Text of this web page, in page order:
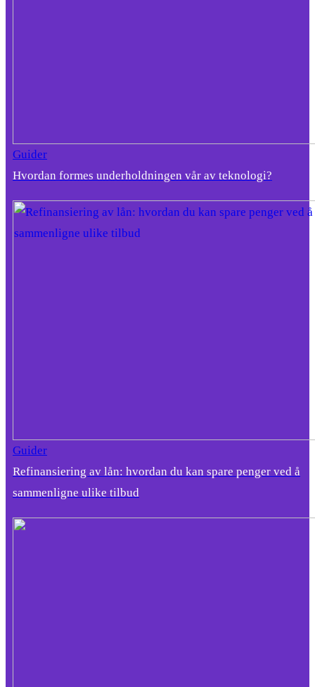
Guider
Hvordan formes underholdningen vår av teknologi?
Guider
Refinansiering av lån: hvordan du kan spare penger ved å
sammenligne ulike tilbud